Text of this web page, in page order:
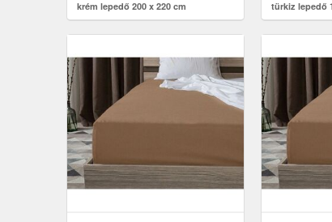
krém lepedő 200 x 220 cm
türkiz lepedő